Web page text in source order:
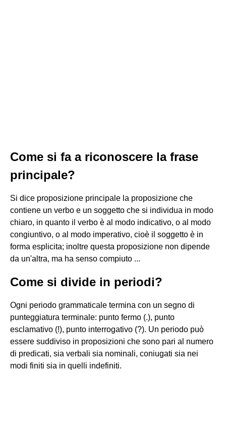
Come si fa a riconoscere la frase
principale?
Si dice proposizione principale la proposizione che
contiene un verbo e un soggetto che si individua in modo
chiaro, in quanto il verbo è al modo indicativo, o al modo
congiuntivo, o al modo imperativo, cioè il soggetto è in
forma esplicita; inoltre questa proposizione non dipende
da un'altra, ma ha senso compiuto ...
Come si divide in periodi?
Ogni periodo grammaticale termina con un segno di
punteggiatura terminale: punto fermo (.), punto
esclamativo (!), punto interrogativo (?). Un periodo può
essere suddiviso in proposizioni che sono pari al numero
di predicati, sia verbali sia nominali, coniugati sia nei
modi finiti sia in quelli indefiniti.